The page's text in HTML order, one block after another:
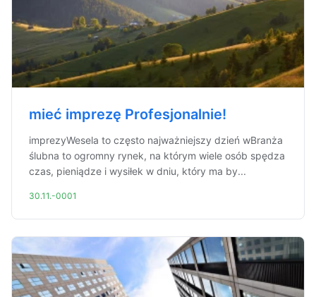
mieć imprezę Profesjonalnie!
imprezyWesela to często najważniejszy dzień wBranża
ślubna to ogromny rynek, na którym wiele osób spędza
czas, pieniądze i wysiłek w dniu, który ma by...
30.11.-0001